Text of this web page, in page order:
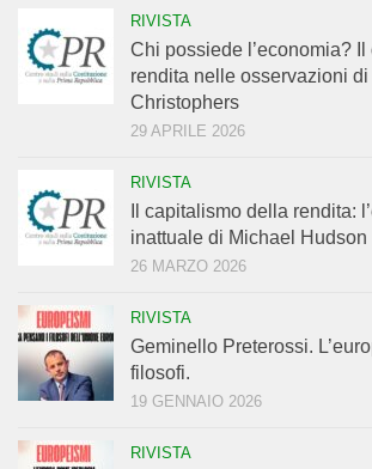
RIVISTA
Chi possiede l’economia?
rendita nelle osservazioni di
Christophers
29 APRILE 2026
RIVISTA
Il capitalismo della rendita:
inattuale di Michael Hudson
26 MARZO 2026
RIVISTA
Geminello Preterossi.
filosofi.
19 GENNAIO 2026
RIVISTA